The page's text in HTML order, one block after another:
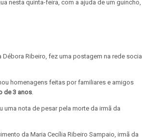
nesta quinta-feira, com a ajuda de um guincho,
Ribeiro, fez uma postagem na rede social
homenagens feitas por familiares e amigos
de 3 anos.
uma nota de pesar pela morte da irmã da
da Maria Cecília Ribeiro Sampaio, irmã da